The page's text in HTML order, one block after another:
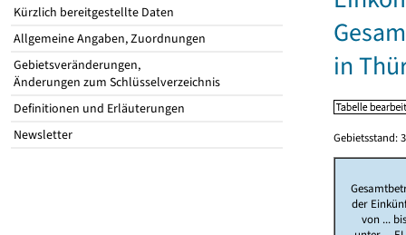
Kürzlich bereitgestellte Daten
Allgemeine Angaben, Zuordnungen
Gebietsveränderungen,
Änderungen zum Schlüsselverzeichnis
Definitionen und Erläuterungen
Newsletter
in
Gebietsstand:
der
von ...